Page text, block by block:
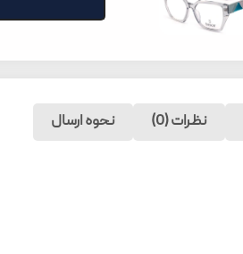
نظرات (0) نحوه ارسال